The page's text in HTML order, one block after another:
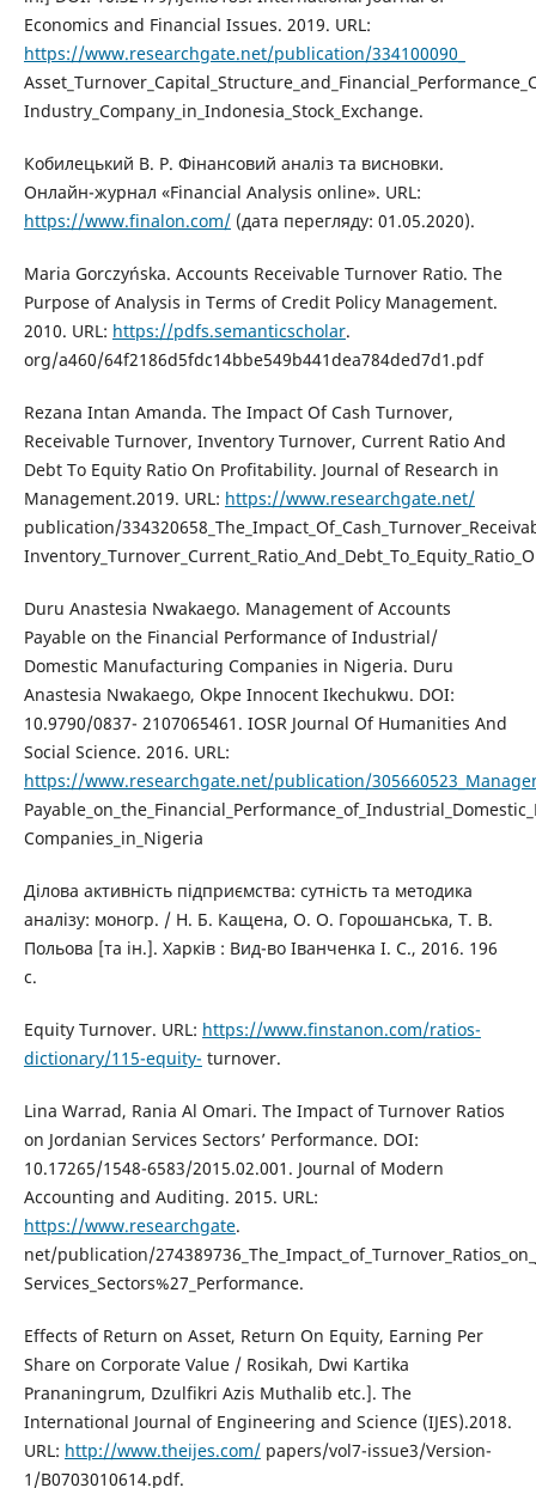
Economics and Financial Issues. 2019. URL:
https://www.researchgate.net/publication/334100090_
Industry_Company_in_Indonesia_Stock_Exchange.
Кобилецький В. Р. Фінансовий аналіз та висновки.
Онлайн-журнал «Financial Analysis online». URL:
https://www.finalon.com/(дата перегляду: 01.05.2020).
Maria Gorczyńska. Accounts Receivable Turnover Ratio. The
Purpose of Analysis in Terms of Credit Policy Management.
2010. URL: https://pdfs.semanticscholar.
org/a460/64f2186d5fdc14bbe549b441dea784ded7d1.pdf
Rezana Intan Amanda. The Impact Of Cash Turnover,
Receivable Turnover, Inventory Turnover, Current Ratio And
Debt To Equity Ratio On Profitability. Journal of Research in
Management.2019. URL: https://www.researchgate.net/
publication/
Duru Anastesia Nwakaego. Management of Accounts
Payable on the Financial Performance of Industrial/
Domestic Manufacturing Companies in Nigeria. Duru
Anastesia Nwakaego, Okpe Innocent Ikechukwu. DOI:
10.9790/0837- 2107065461. IOSR Journal Of Humanities And
Social Science. 2016. URL:
https://www.researchgate.net/publication/
Companies_in_Nigeria
Ділова активність підприємства: сутність та методика
аналізу: моногр. / Н. Б. Кащена, О. О. Горошанська, Т. В.
Польова [та ін.]. Харків : Вид-во Іванченка І. С., 2016. 196
с.
Equity Turnover. URL: https://www.finstanon.com/ratios-
dictionary/115-equity- turnover.
Lina Warrad, Rania Al Omari. The Impact of Turnover Ratios
on Jordanian Services Sectors’ Performance. DOI:
10.17265/1548-6583/2015.02.001. Journal of Modern
Accounting and Auditing. 2015. URL:
https://www.researchgate.
net/publication/
Services_Sectors%27_Performance.
Effects of Return on Asset, Return On Equity, Earning Per
Share on Corporate Value / Rosikah, Dwi Kartika
Prananingrum, Dzulfikri Azis Muthalib etc.]. The
International Journal of Engineering and Science (IJES).2018.
URL: http://www.theijes.com/papers/vol7-issue3/Version-
1/B0703010614.pdf.